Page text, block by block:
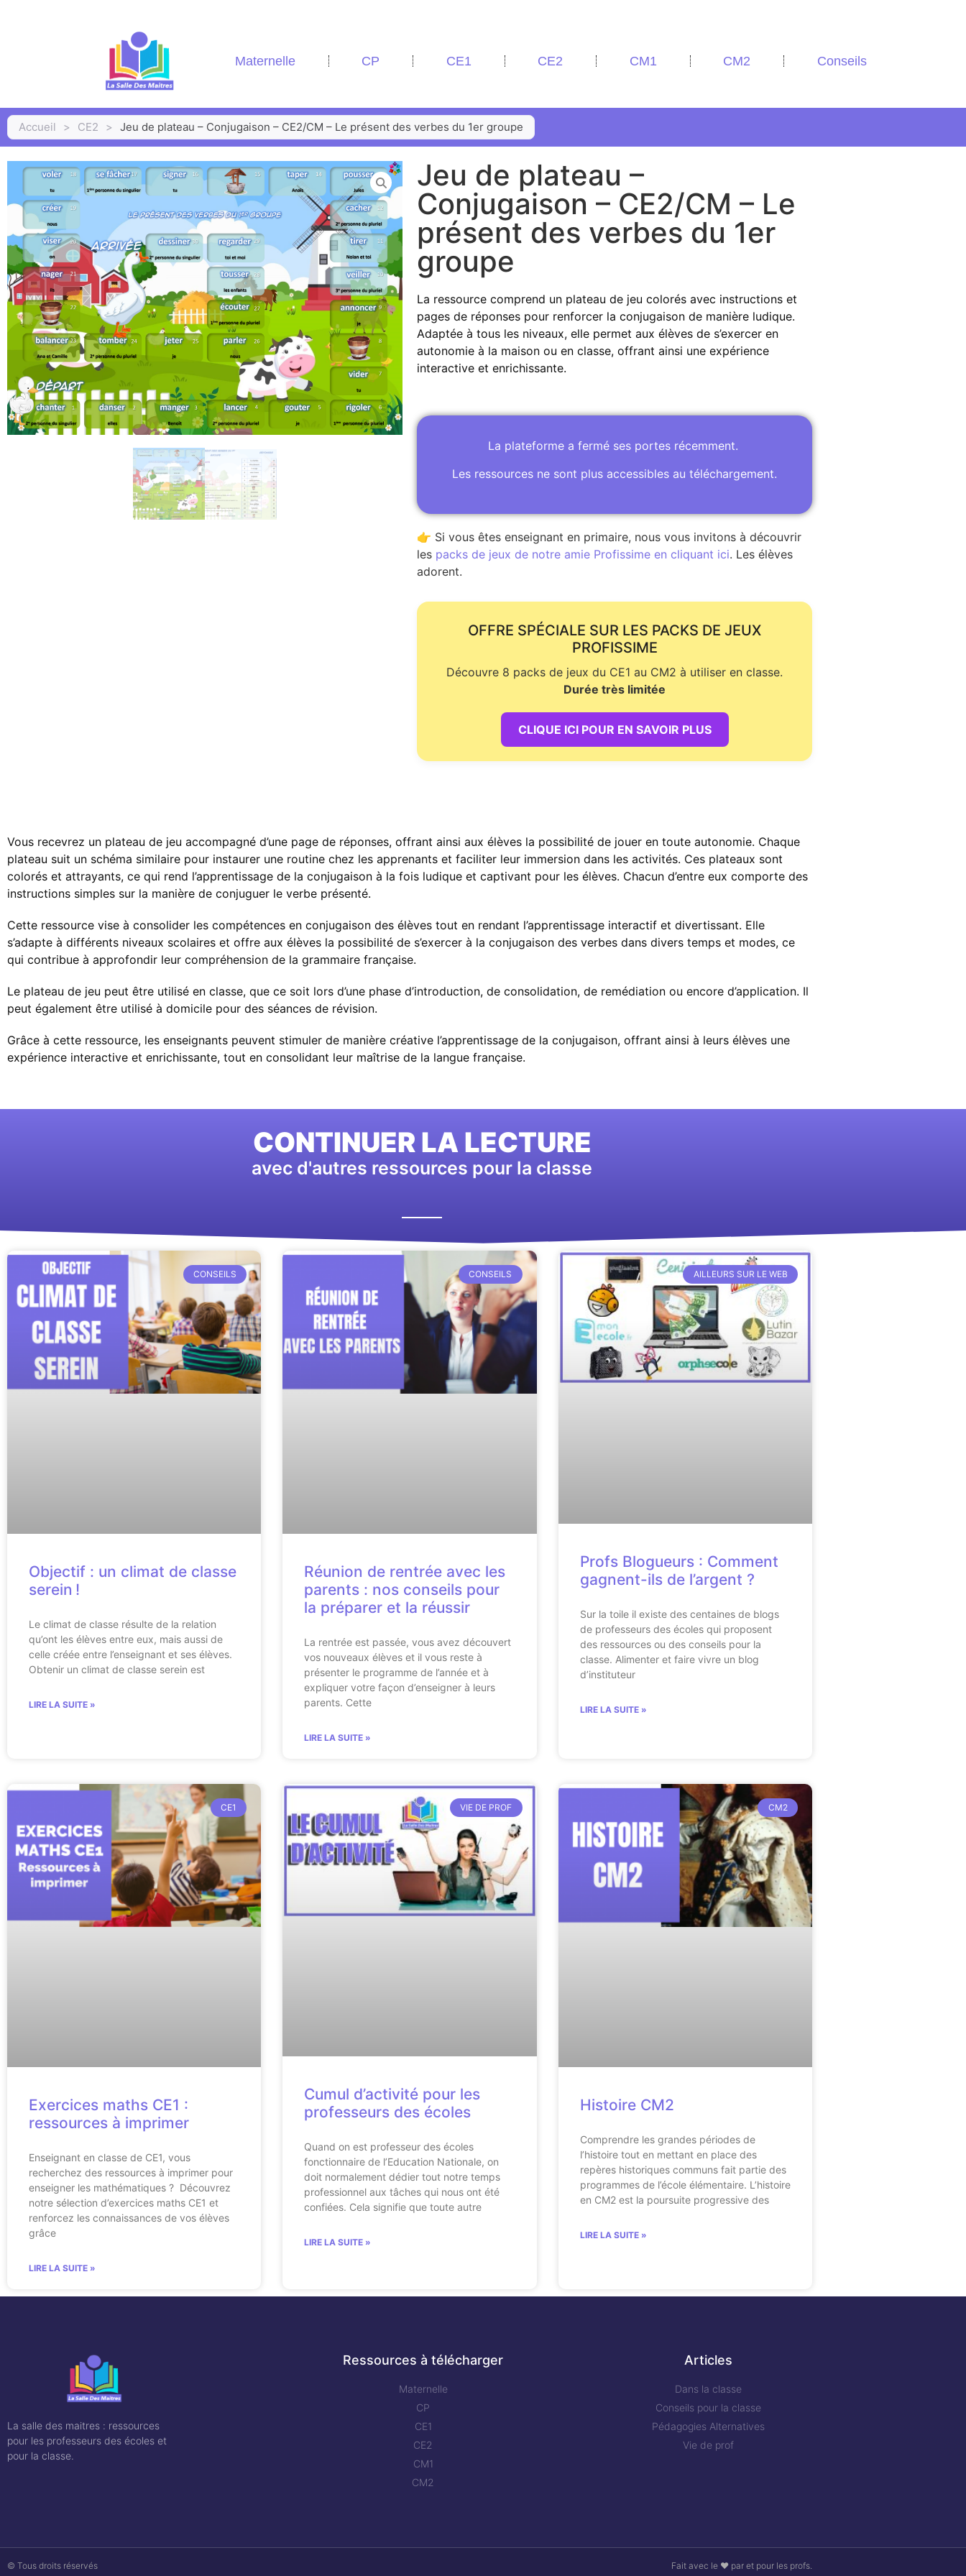
Maternelle CP CE1 CE2 CM1 CM2 Conseils
Accueil > CE2 > Jeu de plateau – Conjugaison – CE2/CM – Le présent des verbes du 1er groupe
Jeu de plateau –
Conjugaison – CE2/CM – Le
présent des verbes du 1er
groupe
La ressource comprend un plateau de jeu colorés avec instructions et
pages de réponses pour renforcer la conjugaison de manière ludique.
Adaptée à tous les niveaux, elle permet aux élèves de s’exercer en
autonomie à la maison ou en classe, offrant ainsi une expérience
interactive et enrichissante.
La plateforme a fermé ses portes récemment.
Les ressources ne sont plus accessibles au téléchargement.
👉 Si vous êtes enseignant en primaire, nous vous invitons à découvrir
les packs de jeux de notre amie Profissime en cliquant ici. Les élèves
adorent.
OFFRE SPÉCIALE SUR LES PACKS DE JEUX
PROFISSIME
Découvre 8 packs de jeux du CE1 au CM2 à utiliser en classe.
Durée très limitée
CLIQUE ICI POUR EN SAVOIR PLUS
Vous recevrez un plateau de jeu accompagné d’une page de réponses, offrant ainsi aux élèves la possibilité de jouer en toute autonomie. Chaque
plateau suit un schéma similaire pour instaurer une routine chez les apprenants et faciliter leur immersion dans les activités. Ces plateaux sont
colorés et attrayants, ce qui rend l’apprentissage de la conjugaison à la fois ludique et captivant pour les élèves. Chacun d’entre eux comporte des
instructions simples sur la manière de conjuguer le verbe présenté.
Cette ressource vise à consolider les compétences en conjugaison des élèves tout en rendant l’apprentissage interactif et divertissant. Elle
s’adapte à différents niveaux scolaires et offre aux élèves la possibilité de s’exercer à la conjugaison des verbes dans divers temps et modes, ce
qui contribue à approfondir leur compréhension de la grammaire française.
Le plateau de jeu peut être utilisé en classe, que ce soit lors d’une phase d’introduction, de consolidation, de remédiation ou encore d’application. Il
peut également être utilisé à domicile pour des séances de révision.
Grâce à cette ressource, les enseignants peuvent stimuler de manière créative l’apprentissage de la conjugaison, offrant ainsi à leurs élèves une
expérience interactive et enrichissante, tout en consolidant leur maîtrise de la langue française.
CONTINUER LA LECTURE
avec d'autres ressources pour la classe
CONSEILS
Objectif : un climat de classe
serein !
Le climat de classe résulte de la relation
qu’ont les élèves entre eux, mais aussi de
celle créée entre l’enseignant et ses élèves.
Obtenir un climat de classe serein est
LIRE LA SUITE »
CONSEILS
Réunion de rentrée avec les
parents : nos conseils pour
la préparer et la réussir
La rentrée est passée, vous avez découvert
vos nouveaux élèves et il vous reste à
présenter le programme de l’année et à
expliquer votre façon d’enseigner à leurs
parents. Cette
LIRE LA SUITE »
AILLEURS SUR LE WEB
Profs Blogueurs : Comment
gagnent-ils de l’argent ?
Sur la toile il existe des centaines de blogs
de professeurs des écoles qui proposent
des ressources ou des conseils pour la
classe. Alimenter et faire vivre un blog
d’instituteur
LIRE LA SUITE »
CE1
Exercices maths CE1 :
ressources à imprimer
Enseignant en classe de CE1, vous
recherchez des ressources à imprimer pour
enseigner les mathématiques ? Découvrez
notre sélection d’exercices maths CE1 et
renforcez les connaissances de vos élèves
grâce
LIRE LA SUITE »
VIE DE PROF
Cumul d’activité pour les
professeurs des écoles
Quand on est professeur des écoles
fonctionnaire de l’Education Nationale, on
doit normalement dédier tout notre temps
professionnel aux tâches qui nous ont été
confiées. Cela signifie que toute autre
LIRE LA SUITE »
CM2
Histoire CM2
Comprendre les grandes périodes de
l’histoire tout en mettant en place des
repères historiques communs fait partie des
programmes de l’école élémentaire. L’histoire
en CM2 est la poursuite progressive des
LIRE LA SUITE »
La salle des maitres : ressources
pour les professeurs des écoles et
pour la classe.
Ressources à télécharger
Maternelle
CP
CE1
CE2
CM1
CM2
Articles
Dans la classe
Conseils pour la classe
Pédagogies Alternatives
Vie de prof
© Tous droits réservés Fait avec le ❤ par et pour les profs.